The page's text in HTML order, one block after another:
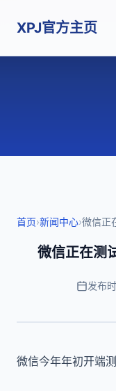
XPJ官方主页
首页›新闻中心›微信正
微信正在测
发布
微信今年年初开端